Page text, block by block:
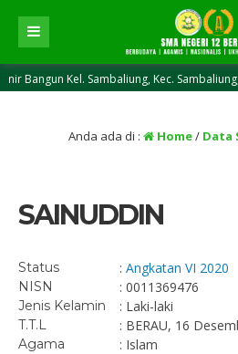
Kel. Sambaliung, Kec. Sambaliung,
Anda ada di : Home/ Data
SAINUDDIN
Status : Angkatan VI 2020
NISN : 0011369476
Jenis Kelamin : Laki-laki
T.T.L : BERAU, 16
Agama : Islam